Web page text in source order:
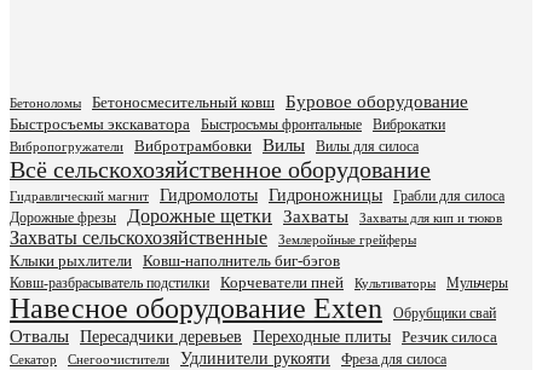
Бетоноломы Бетоносмесительный ковш Буровое оборудование
Быстросъемы экскаватора Быстросъмы фронтальные Виброкатки
Вибропогружатели Вибротрамбовки Вилы Вилы для силоса
Всё сельскохозяйственное оборудование
Гидравлический магнит Гидромолоты Гидроножницы
Грабли для силоса
Дорожные фрезы
Дорожные щетки Захваты Захваты для кип и тюков
Захваты сельскохозяйственные Землеройные грейферы
Клыки рыхлители
Ковш-наполнитель биг-бэгов
Ковш-разбрасыватель подстилки
Корчеватели пней Культиваторы Мульчеры
Навесное оборудование Exten Обрубщики свай
Отвалы Пересадчики деревьев Переходные плиты Резчик силоса
Секатор Снегоочистители Удлинители рукояти
Фреза для силоса